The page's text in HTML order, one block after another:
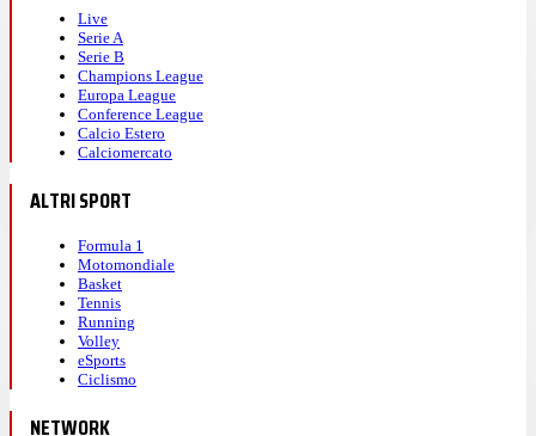
Live
Serie A
Serie B
Champions League
Europa League
Conference League
Calcio Estero
Calciomercato
ALTRI SPORT
Formula 1
Motomondiale
Basket
Tennis
Running
Volley
eSports
Ciclismo
NETWORK